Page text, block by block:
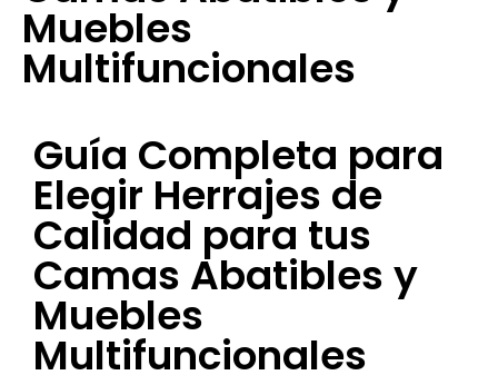
Muebles
Multifuncionales
Guía Completa para
Elegir Herrajes de
Calidad para tus
Camas Abatibles y
Muebles
Multifuncionales